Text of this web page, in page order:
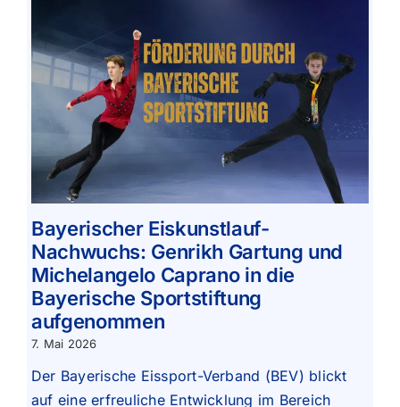
Bayerischer Eiskunstlauf-
Nachwuchs: Genrikh Gartung und
Michelangelo Caprano in die
Bayerische Sportstiftung
aufgenommen
7. Mai 2026
Der Bayerische Eissport-Verband (BEV) blickt
auf eine erfreuliche Entwicklung im Bereich